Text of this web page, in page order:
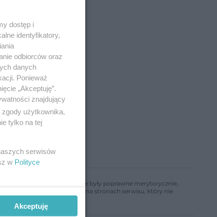
informacje w nim zawarte były poprawne merytorycznie,
informacji zamieszczonych na stronach serwisu, który nie
dostęp i
identyfikatory,
odbiorców oraz
danych
Ponieważ
„Akceptuję”.
znajdujący
użytkownika,
tylko na tej
serwisów
w Polityce
Akceptuję